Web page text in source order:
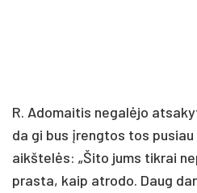
R. Ado­mai­tis ne­ga­lė­jo
da gi bus įreng­tos tos
aikš­te­lės: „Ši­to jums tik­rai
pras­ta, kaip at­ro­do. Daug